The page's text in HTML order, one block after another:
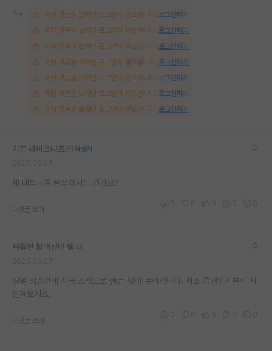
반도체 아카데미
재팬라운지 🌸
해당 댓글을 보려면 로그인이 필요합니다. 로그인하기
해당 댓글을 보려면 로그인이 필요합니다. 로그인하기
해당 댓글을 보려면 로그인이 필요합니다. 로그인하기
해당 댓글을 보려면 로그인이 필요합니다. 로그인하기
해당 댓글을 보려면 로그인이 필요합니다. 로그인하기
해당 댓글을 보려면 로그인이 필요합니다. 로그인하기
해당 댓글을 보려면 로그인이 필요합니다. 로그인하기
기쁜 라이프니츠
작성자
제 대학교를 말씀하시는 건가요?
대댓글 쓰기
찌질한 알렉산더 벨
정말 죄송한데 지금 스펙으로 yk는 많이 무리입니다. 최소 중경외시부터 지
원해보시죠.
대댓글 쓰기